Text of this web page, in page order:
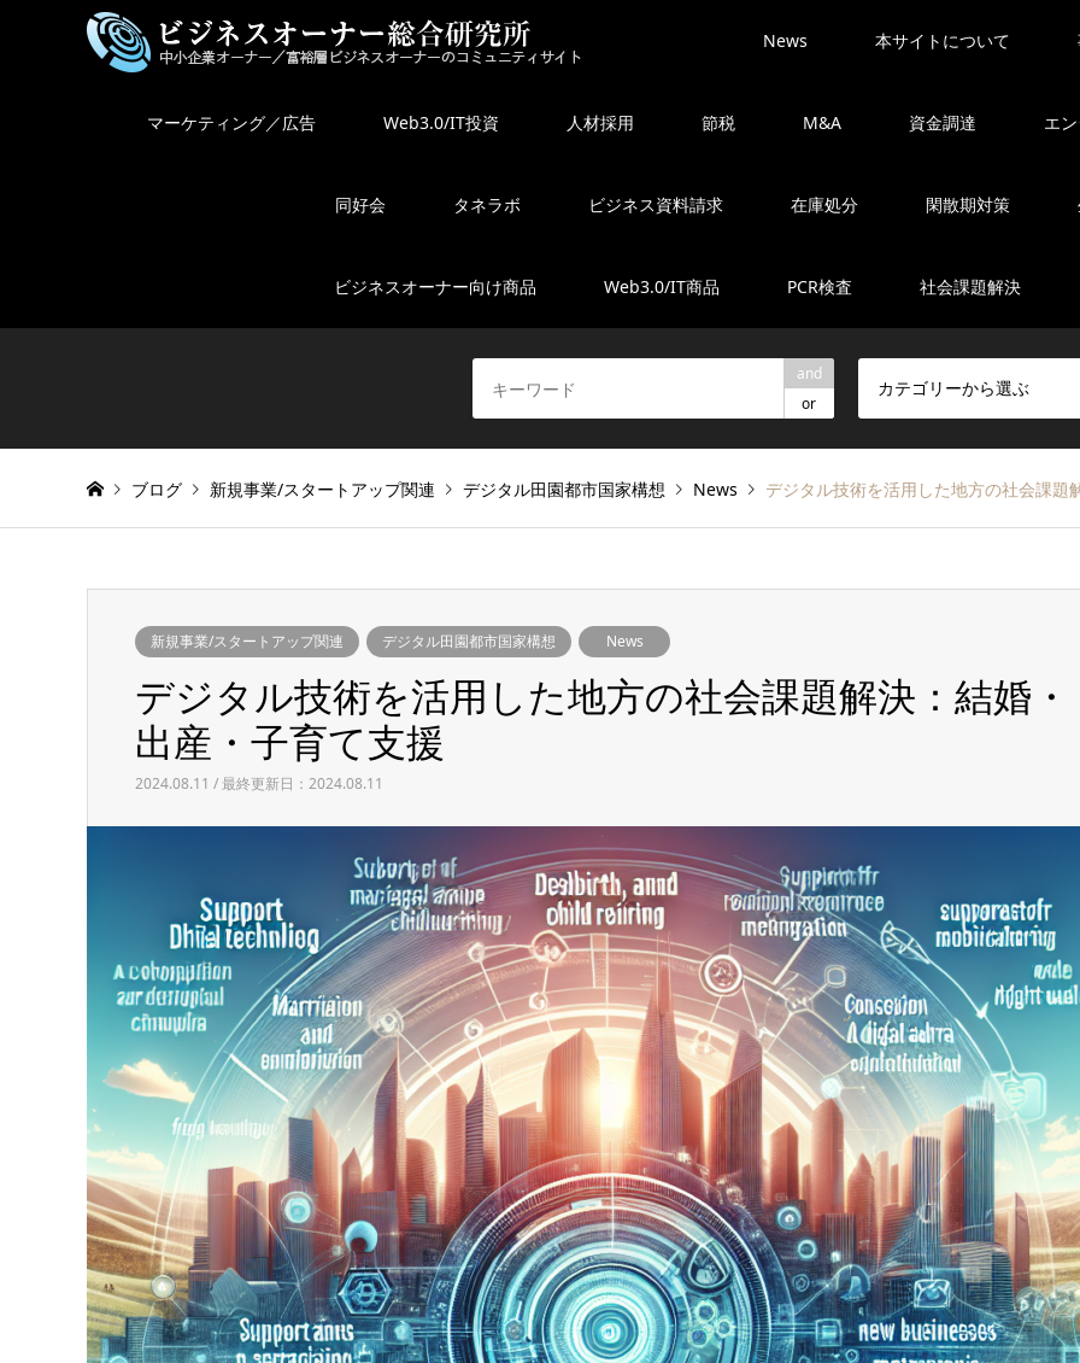
News 本サイトについて
マーケティング／広告 Web3.0/IT投資 人材採用 節税 M&A 資金調達 エ
同好会 タネラボ ビジネス資料請求 在庫処分 閑散期対策
ビジネスオーナー向け商品 Web3.0/IT商品 PCR検査 社会課題解決
and
or
カテゴリーから選ぶ
ブログ 新規事業/スタートアップ関連 デジタル田園都市国家構想 News デジタル技術を活用した地方の社会課題
新規事業/スタートアップ関連 デジタル田園都市国家構想 News
デジタル技術を活用した地方の社会課題解決：結婚・
出産・子育て支援
2024.08.11 / 最終更新日：2024.08.11